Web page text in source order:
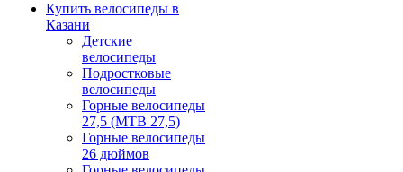
Купить велосипеды в
Казани
Детские
велосипеды
Подростковые
велосипеды
Горные велосипеды
27,5 (MTB 27,5)
Горные велосипеды
26 дюймов